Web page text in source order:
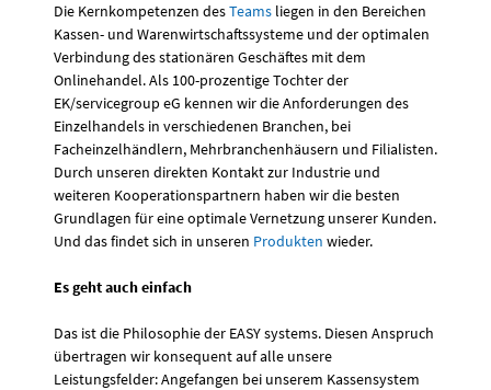
Die Kernkompetenzen desTeams liegen in den Bereichen
Kassen- und Warenwirtschaftssysteme und der optimalen
Verbindung des stationären Geschäftes mit dem
Onlinehandel. Als 100-prozentige Tochter der
EK/servicegroup eG kennen wir die Anforderungen des
Einzelhandels in verschiedenen Branchen, bei
Facheinzelhändlern, Mehrbranchenhäusern und Filialisten.
Durch unseren direkten Kontakt zur Industrie und
weiteren Kooperationspartnern haben wir die besten
Grundlagen für eine optimale Vernetzung unserer Kunden.
Und das findet sich in unseren Produkten wieder.
Es geht auch einfach
Das ist die Philosophie der EASY systems. Diesen Anspruch
übertragen wir konsequent auf alle unsere
Leistungsfelder: Angefangen bei unserem Kassensystem